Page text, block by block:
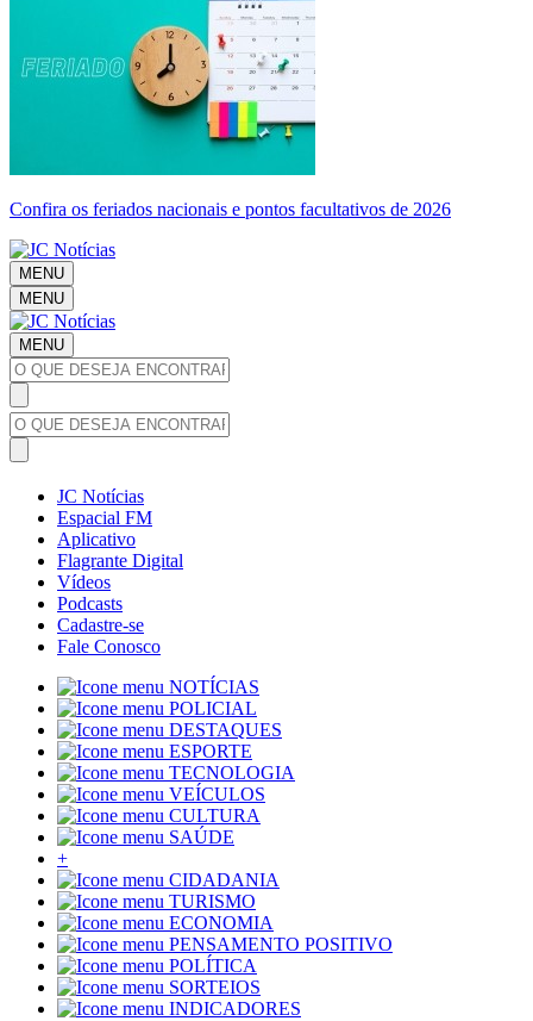
Confira os feriados nacionais e pontos facultativos de 2026
MENU
MENU
MENU
JC Notícias
Espacial FM
Aplicativo
Flagrante Digital
Vídeos
Podcasts
Cadastre-se
Fale Conosco
NOTÍCIAS
POLICIAL
DESTAQUES
ESPORTE
TECNOLOGIA
VEÍCULOS
CULTURA
SAÚDE
+
CIDADANIA
TURISMO
ECONOMIA
PENSAMENTO POSITIVO
POLÍTICA
SORTEIOS
INDICADORES